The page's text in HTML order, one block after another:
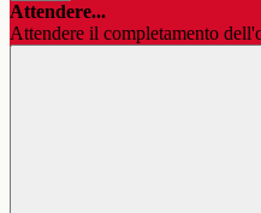
Attendere...
Attendere il completamento